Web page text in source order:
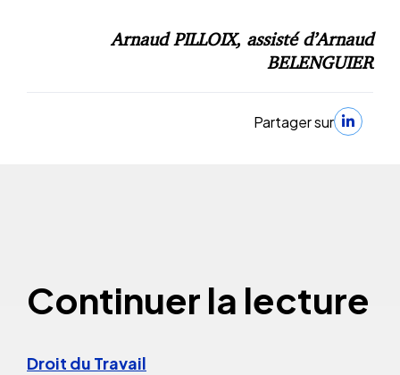
Arnaud PILLOIX, assisté d’Arnaud
BELENGUIER
Partager sur
Continuer la lecture
Droit du Travail